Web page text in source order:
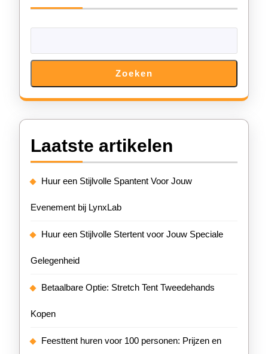
Zoeken
Laatste artikelen
Huur een Stijlvolle Spantent Voor Jouw
Evenement bij LynxLab
Huur een Stijlvolle Stertent voor Jouw Speciale
Gelegenheid
Betaalbare Optie: Stretch Tent Tweedehands
Kopen
Feesttent huren voor 100 personen: Prijzen en